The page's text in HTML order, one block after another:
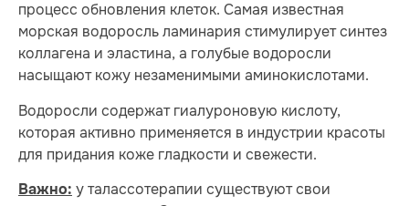
процесс обновления клеток. Самая известная
морская водоросль ламинария стимулирует синтез
коллагена и эластина, а голубые водоросли
насыщают кожу незаменимыми аминокислотами.
Водоросли содержат гиалуроновую кислоту,
которая активно применяется в индустрии красоты
для придания коже гладкости и свежести.
Важно: у талассотерапии существуют свои